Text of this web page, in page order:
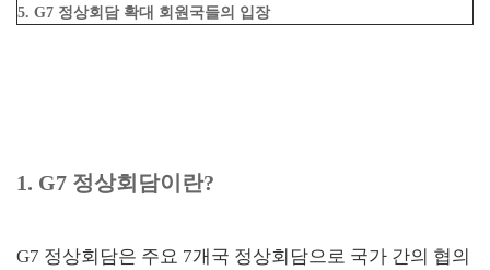
5. G7 정상회담 확대 회원국들의 입장
1. G7 정상회담이란?
G7 정상회담은 주요 7개국 정상회담으로 국가 간의 협의